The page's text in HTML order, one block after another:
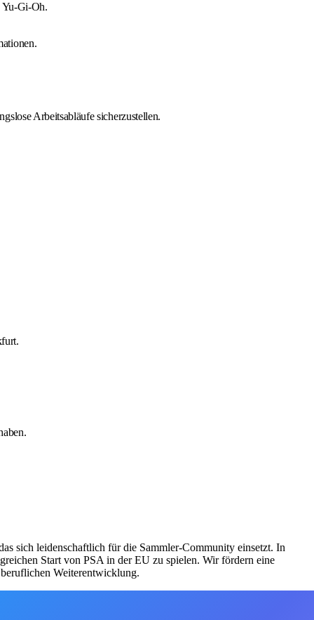
Yu-Gi-Oh.
Arbeitsabläufe sicherzustellen.
sich leidenschaftlich für die Sammler-Community einsetzt. In
Start von PSA in der EU zu spielen. Wir fördern eine
Weiterentwicklung.